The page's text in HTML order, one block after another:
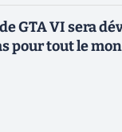
GTA VI sera
pour tout le